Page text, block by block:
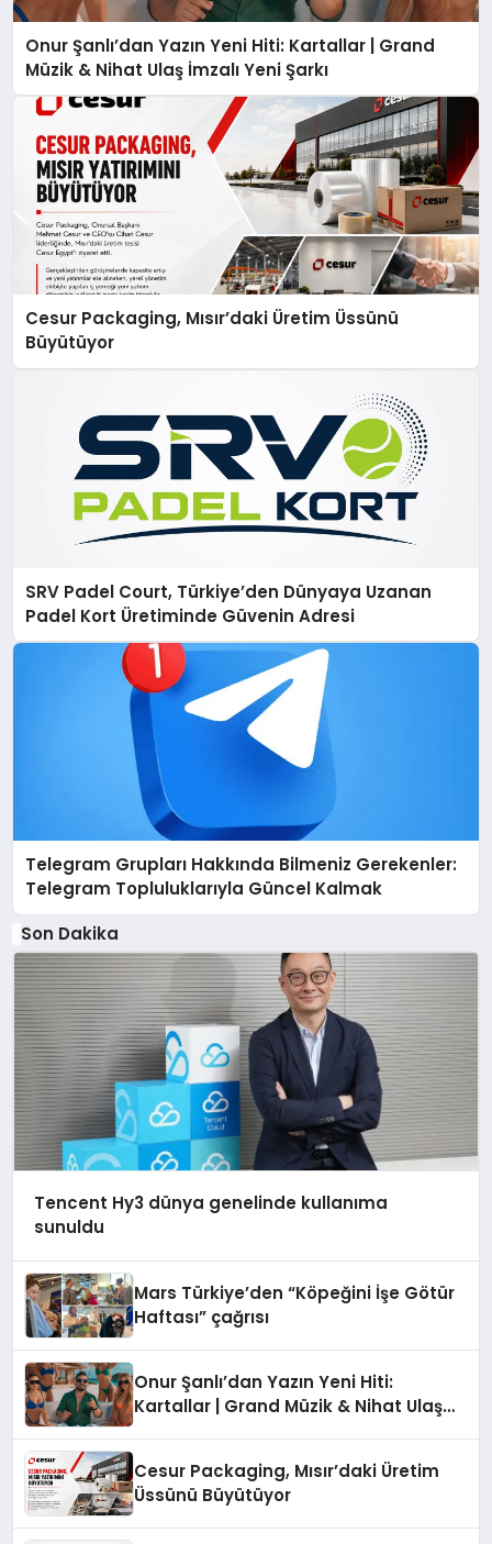
Onur Şanlı’dan Yazın Yeni Hiti: Kartallar | Grand
Müzik & Nihat Ulaş İmzalı Yeni Şarkı
Cesur Packaging, Mısır’daki Üretim Üssünü
Büyütüyor
SRV Padel Court, Türkiye’den Dünyaya Uzanan
Padel Kort Üretiminde Güvenin Adresi
Telegram Grupları Hakkında Bilmeniz Gerekenler:
Telegram Topluluklarıyla Güncel Kalmak
Son Dakika
Tencent Hy3 dünya genelinde kullanıma
sunuldu
Mars Türkiye’den “Köpeğini İşe Götür
Haftası” çağrısı
Onur Şanlı’dan Yazın Yeni Hiti:
Kartallar | Grand Müzik & Nihat Ulaş
Cesur Packaging, Mısır’daki Üretim
Üssünü Büyütüyor